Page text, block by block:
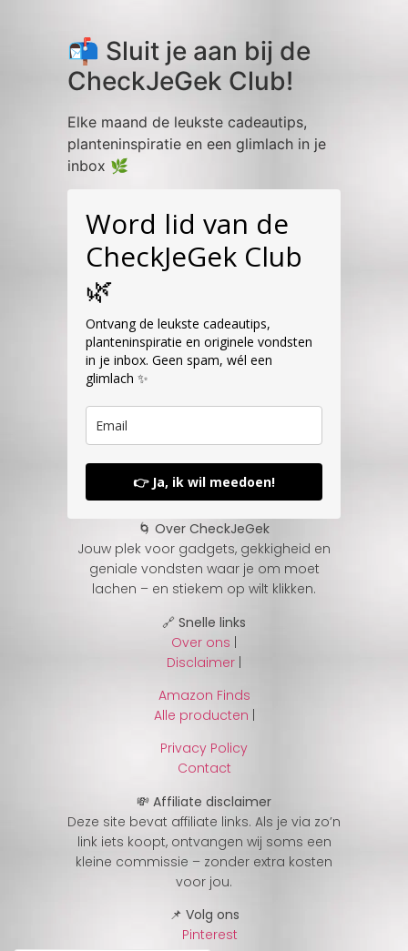
📬 Sluit je aan bij de
CheckJeGek Club!
Elke maand de leukste cadeautips,
planteninspiratie en een glimlach in je
inbox 🌿
Word lid van de
CheckJeGek Club
🌿
Ontvang de leukste cadeautips,
planteninspiratie en originele vondsten
in je inbox. Geen spam, wél een
glimlach ✨
👉 Ja, ik wil meedoen!
🌀 Over CheckJeGek
Jouw plek voor gadgets, gekkigheid en
geniale vondsten waar je om moet
lachen – en stiekem op wilt klikken.
🔗 Snelle links
Over ons |
Disclaimer |
Amazon Finds
Alle producten |
Privacy Policy
Contact
💸 Affiliate disclaimer
Deze site bevat affiliate links. Als je via zo’n
link iets koopt, ontvangen wij soms een
kleine commissie – zonder extra kosten
voor jou.
📌 Volg ons
Pinterest